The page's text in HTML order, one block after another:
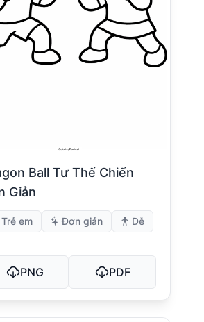
Ball Tư Thế Chiến
Giản
Trẻ em Đơn giản Dễ
PNG PDF